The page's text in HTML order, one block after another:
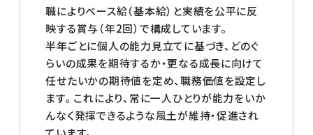
職によりベース給（基本給）と実績を公平に反
映する賞与（年2回）で構成しています。
半年ごとに個人の能力見立てに基づき、どのぐ
らいの成果を期待するか・更なる成長に向けて
任せたいかの期待値を定め、職務価値を設定し
ます。 これにより、常に一人ひとりが能力をいか
んなく発揮できるような風土が維持・促進され